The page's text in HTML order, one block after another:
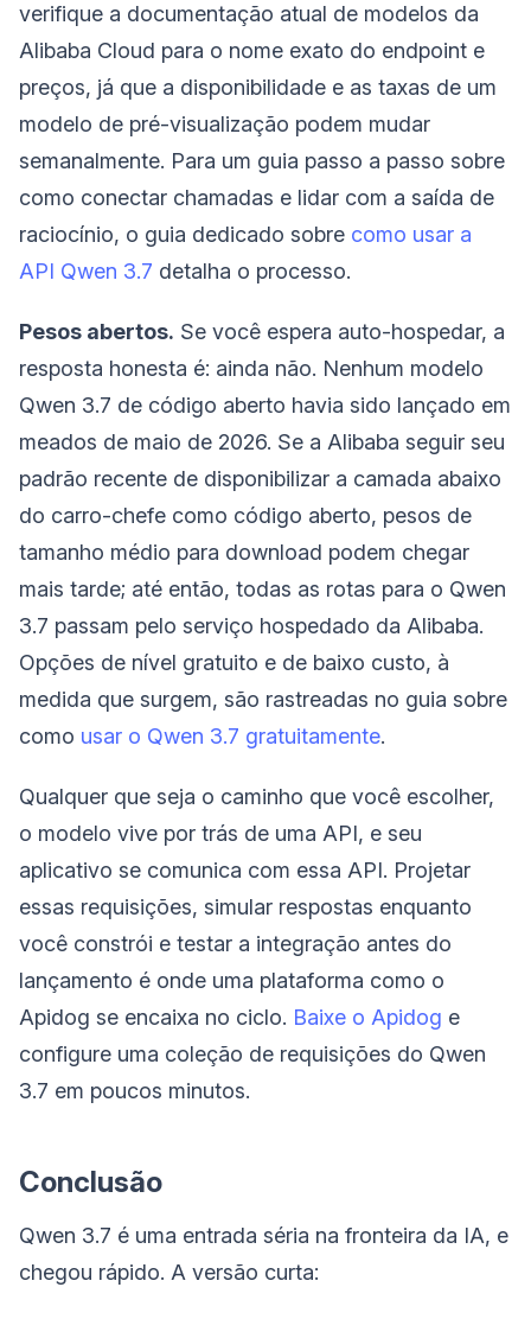
verifique a documentação atual de modelos da
Alibaba Cloud para o nome exato do endpoint e
preços, já que a disponibilidade e as taxas de um
modelo de pré-visualização podem mudar
semanalmente. Para um guia passo a passo sobre
como conectar chamadas e lidar com a saída de
raciocínio, o guia dedicado sobre como usar a
API Qwen 3.7 detalha o processo.
Pesos abertos. Se você espera auto-hospedar, a
resposta honesta é: ainda não. Nenhum modelo
Qwen 3.7 de código aberto havia sido lançado em
meados de maio de 2026. Se a Alibaba seguir seu
padrão recente de disponibilizar a camada abaixo
do carro-chefe como código aberto, pesos de
tamanho médio para download podem chegar
mais tarde; até então, todas as rotas para o Qwen
3.7 passam pelo serviço hospedado da Alibaba.
Opções de nível gratuito e de baixo custo, à
medida que surgem, são rastreadas no guia sobre
como usar o Qwen 3.7 gratuitamente.
Qualquer que seja o caminho que você escolher,
o modelo vive por trás de uma API, e seu
aplicativo se comunica com essa API. Projetar
essas requisições, simular respostas enquanto
você constrói e testar a integração antes do
lançamento é onde uma plataforma como o
Apidog se encaixa no ciclo. Baixe o Apidog e
configure uma coleção de requisições do Qwen
3.7 em poucos minutos.
Conclusão
Qwen 3.7 é uma entrada séria na fronteira da IA, e
chegou rápido. A versão curta: